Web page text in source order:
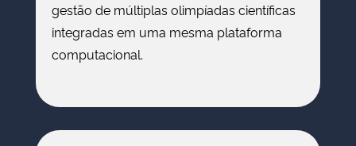
gestão de múltiplas olimpíadas científicas
integradas em uma mesma plataforma
computacional.